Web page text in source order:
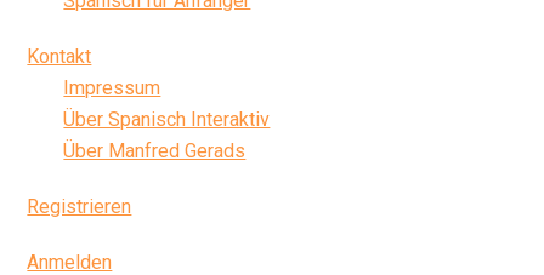
Kontakt
Impressum
Über Spanisch Interaktiv
Über Manfred Gerads
Registrieren
Anmelden